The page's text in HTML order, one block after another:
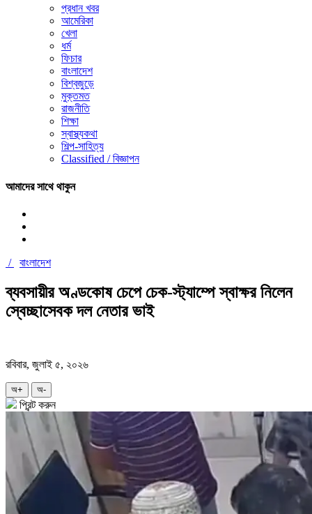
প্রধান খবর
আমেরিকা
খেলা
ধর্ম
ফিচার
বাংলাদেশ
বিশ্বজুড়ে
মুক্তমত
রাজনীতি
শিক্ষা
স্বাস্থ্যকথা
শিল্প-সাহিত্য
Classified / বিজ্ঞাপন
আমাদের সাথে থাকুন
/ বাংলাদেশ
ব্যবসায়ীর অণ্ডকোষ চেপে চেক-স্ট্যাম্পে স্বাক্ষর নিলেন
স্বেচ্ছাসেবক দল নেতার ভাই
রবিবার, জুলাই ৫, ২০২৬
অ+ অ-
প্রিন্ট করুন